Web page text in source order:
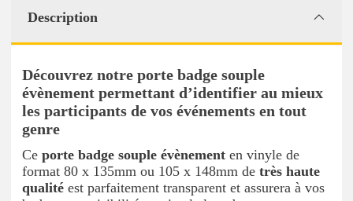
Description
Découvrez notre porte badge souple
évènement permettant d’identifier au mieux
les participants de vos événements en tout
genre
Ce porte badge souple évènement en vinyle de
format 80 x 135mm ou 105 x 148mm de très haute
qualité est parfaitement transparent et assurera à vos